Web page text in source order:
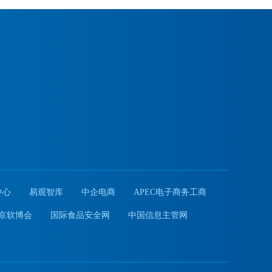
心 易观智库 中企电商 APEC电子商务工商
软博会 国际食品安全网 中国信息主管网